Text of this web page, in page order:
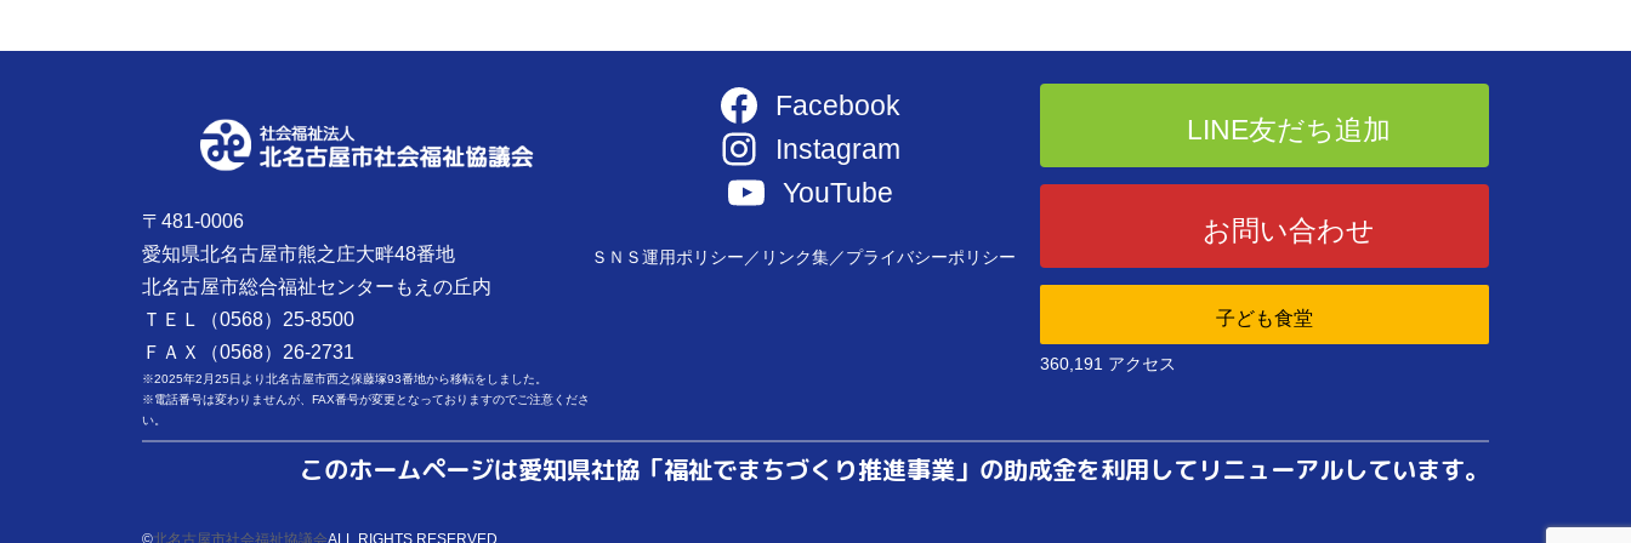
〒481-0006
愛知県北名古屋市熊之庄大畔48番地
北名古屋市総合福祉センターもえの丘内
ＴＥＬ（0568）25-8500
ＦＡＸ（0568）26-2731
※2025年2月25日より北名古屋市西之保藤塚93番地から移転をしました。
※電話番号は変わりませんが、FAX番号が変更となっておりますのでご注意くださ
い。
Facebook
Instagram
YouTube
ＳＮＳ運用ポリシー／ リンク集／プライバシーポリシー
LINE友だち追加
お問い合わせ
子ども食堂
360,191 アクセス
このホームページは愛知県社協「福祉でまちづくり推進事業」の助成金を利用してリニューアルしています。
©北名古屋市社会福祉協議会ALL RIGHTS RESERVED.